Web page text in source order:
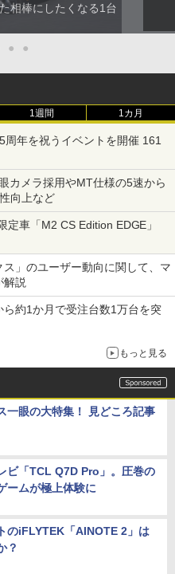
相棒にしたくなる1台
● ●
1週間 1カ月
周年を祝うイベントを開催 161
カメラ採用やMT仕様の5速から
向上など
車「M2 CS Edition EDGE」
」のユーザー動向に関して、マ
解説
約1か月で受注台数1万台を突
もっと見る
一眼の大特集！ 見どころ記事
ビ「TCL Q7D Pro」。圧巻の
ームが極上体験に
のiFLYTEK「AINOTE 2」は
？